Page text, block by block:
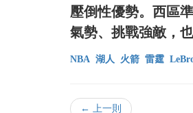
壓倒性優勢。西區
氣勢、挑戰強敵，
NBA 湖人 火箭 雷霆
← 上一則